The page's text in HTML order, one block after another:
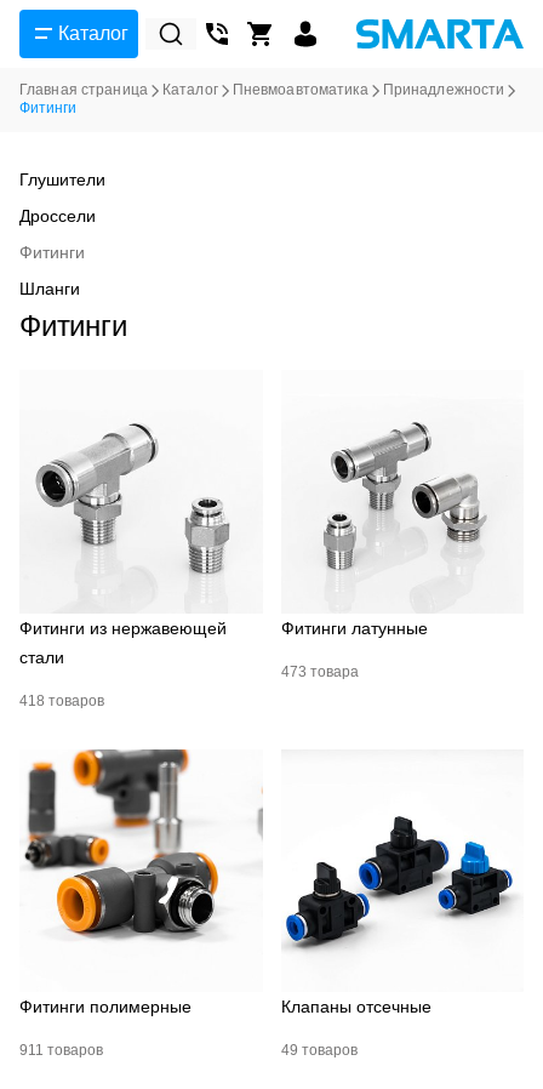
Каталог
Главная страница Каталог Пневмоавтоматика
Принадлежности
Фитинги
Глушители
Дроссели
Фитинги
Шланги
Фитинги
Фитинги из нержавеющей
стали
418 товаров
Фитинги латунные
473 товара
Фитинги полимерные
911 товаров
Клапаны отсечные
49 товаров